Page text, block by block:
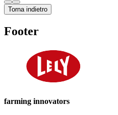
Torna indietro
Footer
farming innovators